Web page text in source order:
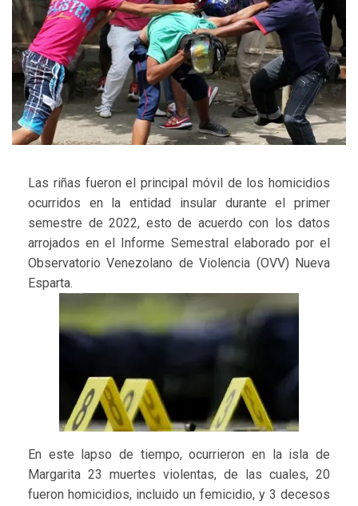
Las riñas fueron el principal móvil de los homicidios
ocurridos en la entidad insular durante el primer
semestre de 2022, esto de acuerdo con los datos
arrojados en el Informe Semestral elaborado por el
Observatorio Venezolano de Violencia (OVV) Nueva
Esparta.
En este lapso de tiempo, ocurrieron en la isla de
Margarita 23 muertes violentas, de las cuales, 20
fueron homicidios, incluido un femicidio, y 3 decesos